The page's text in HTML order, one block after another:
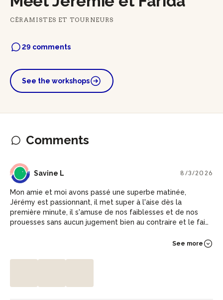
CÉRAMISTES ET TOURNEURS
29 comments
See the workshops
Comments
SL Savine L 8/3/2026
Mon amie et moi avons passé une superbe matinée,
Jérémy est passionnant, il met super à l'aise dès la
première minute, il s'amuse de nos faiblesses et de nos
prouesses sans aucun jugement bien au contraire et le fait
on ne voit pas le temps passé, on en redemande au
de futures potières.... Qui sait par contre, un autre atelier
See more